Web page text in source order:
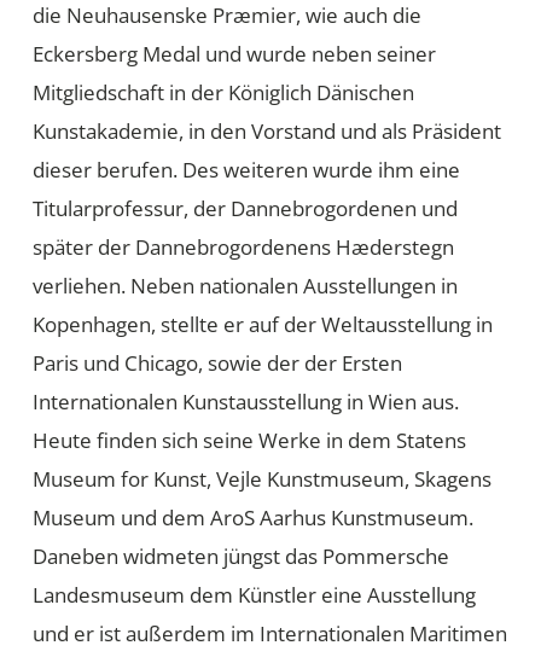
die Neuhausenske Præmier, wie auch die
Eckersberg Medal und wurde neben seiner
Mitgliedschaft in der Königlich Dänischen
Kunstakademie, in den Vorstand und als Präsident
dieser berufen. Des weiteren wurde ihm eine
Titularprofessur, der Dannebrogordenen und
später der Dannebrogordenens Hæderstegn
verliehen. Neben nationalen Ausstellungen in
Kopenhagen, stellte er auf der Weltausstellung in
Paris und Chicago, sowie der der Ersten
Internationalen Kunstausstellung in Wien aus.
Heute finden sich seine Werke in dem Statens
Museum for Kunst, Vejle Kunstmuseum, Skagens
Museum und dem AroS Aarhus Kunstmuseum.
Daneben widmeten jüngst das Pommersche
Landesmuseum dem Künstler eine Ausstellung
und er ist außerdem im Internationalen Maritimen